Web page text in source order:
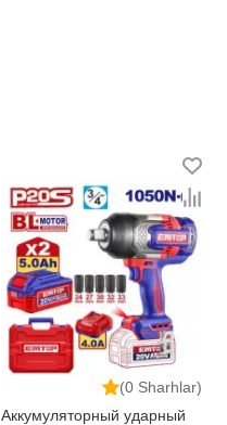
(0 Sharhlar)
Аккумуляторный ударный